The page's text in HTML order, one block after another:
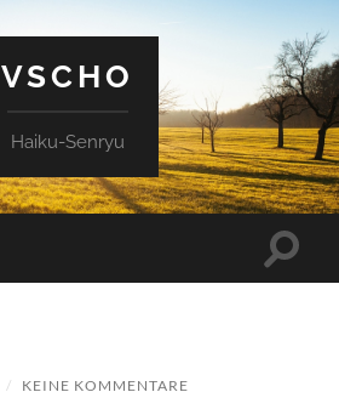
VSCHO
Haiku-Senryu
/ KEINE KOMMENTARE